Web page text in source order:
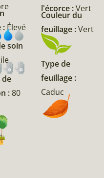
:Élevé
soin
de
:80
l'écorce :Vert
Couleur du
feuillage :Vert
Type de
feuillage :
Caduc